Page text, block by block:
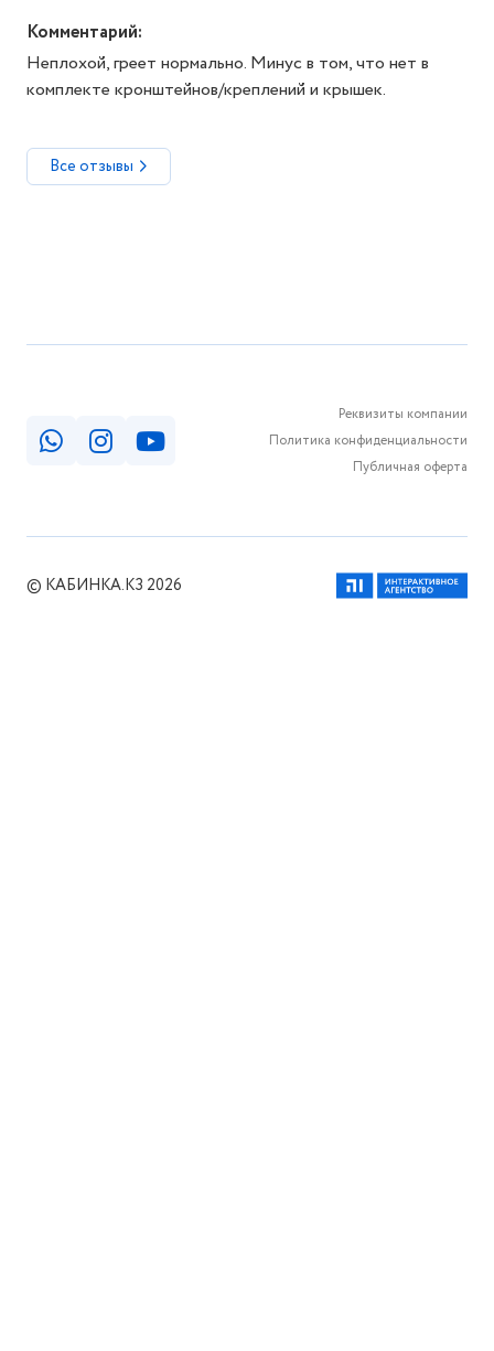
Комментарий:
Неплохой, греет нормально. Минус в том, что нет в
комплекте кронштейнов/креплений и крышек.
Все отзывы
Реквизиты компании
Политика конфиденциальности
Публичная оферта
© КАБИНКА.КЗ 2026